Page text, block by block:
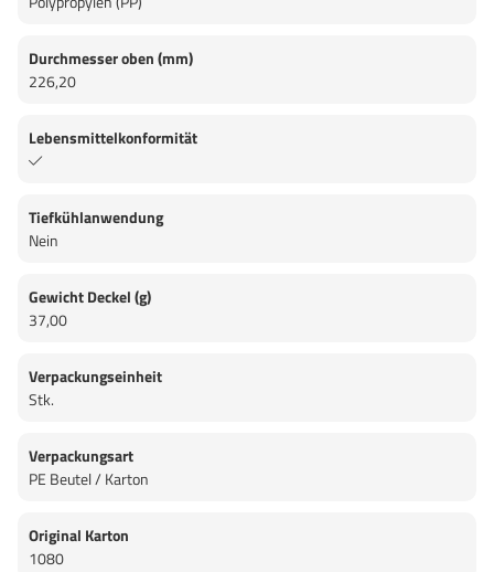
Durchmesser oben (mm)
226,20
Lebensmittelkonformität
Tiefkühlanwendung
Nein
Gewicht Deckel (g)
37,00
Verpackungseinheit
Stk.
Verpackungsart
PE Beutel / Karton
Original Karton
1080